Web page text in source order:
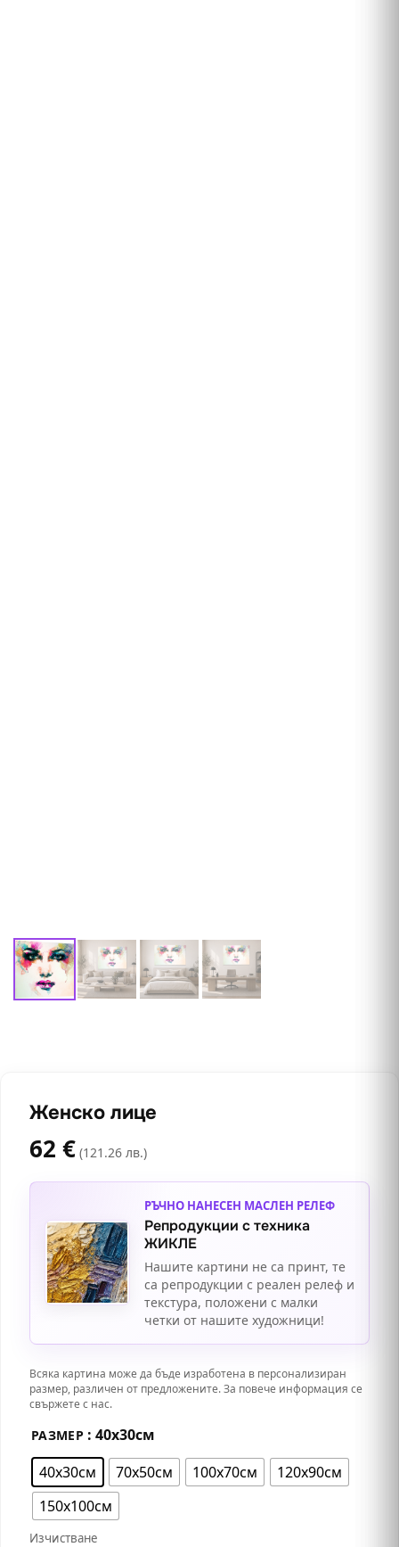
Женско лице
62 € (121.26 лв.)
РЪЧНО НАНЕСЕН МАСЛЕН РЕЛЕФ
Репродукции с техника
ЖИКЛЕ
Нашите картини не са принт, те
са репродукции с реален релеф и
текстура, положени с малки
четки от нашите художници!
Всяка картина може да бъде изработена в персонализиран
размер, различен от предложените. За повече информация се
свържете с нас.
РАЗМЕР : 40х30см
40х30см
70х50см 100х70см
120х90см
150х100см
Изчистване